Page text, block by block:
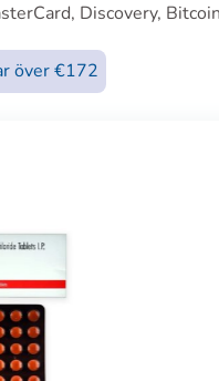
Discovery,
över €172